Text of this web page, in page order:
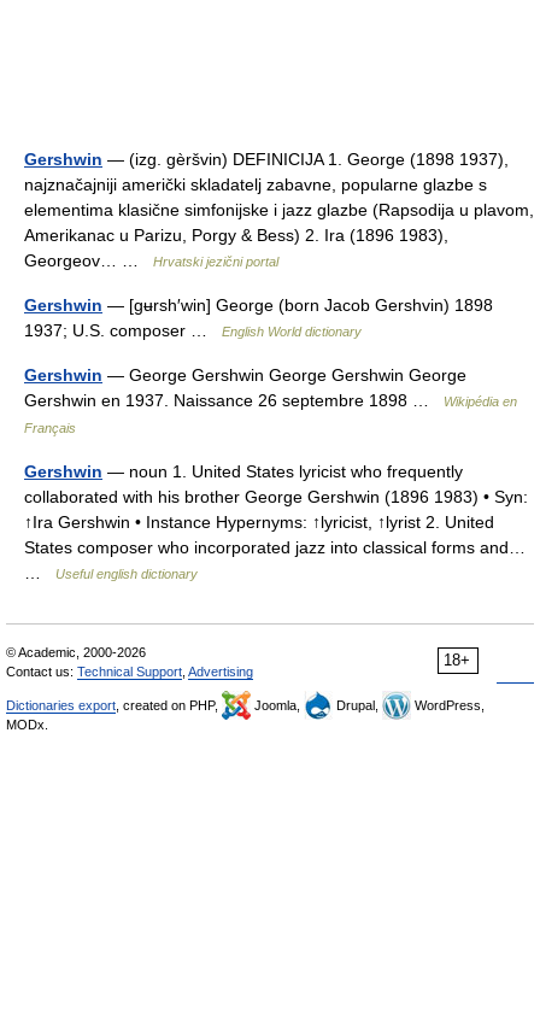
Gershwin — (izg. gèršvin) DEFINICIJA 1. George (1898 1937),
najznačajniji američki skladatelj zabavne, popularne glazbe s
elementima klasične simfonijske i jazz glazbe (Rapsodija u plavom,
Amerikanac u Parizu, Porgy & Bess) 2. Ira (1896 1983),
Georgeov… …
Hrvatski jezični portal
Gershwin — [gʉrsh′win] George (born Jacob Gershvin) 1898
1937; U.S. composer …
English World dictionary
Gershwin — George Gershwin George Gershwin George
Gershwin en 1937. Naissance 26 septembre 1898 …
Wikipédia en
Français
Gershwin — noun 1. United States lyricist who frequently
collaborated with his brother George Gershwin (1896 1983) • Syn:
↑Ira Gershwin • Instance Hypernyms: ↑lyricist, ↑lyrist 2. United
States composer who incorporated jazz into classical forms and…
Useful english dictionary
18+
© Academic, 2000-2026
Contact us: Technical Support Advertising
Dictionaries export , created on PHP, Joomla, Drupal,
WordPress,
MODx.